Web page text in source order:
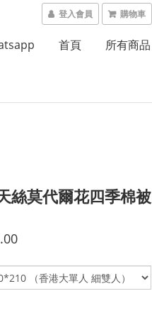
登入會員 購物車
首頁 所有商品
絲莫代爾花四季棉被